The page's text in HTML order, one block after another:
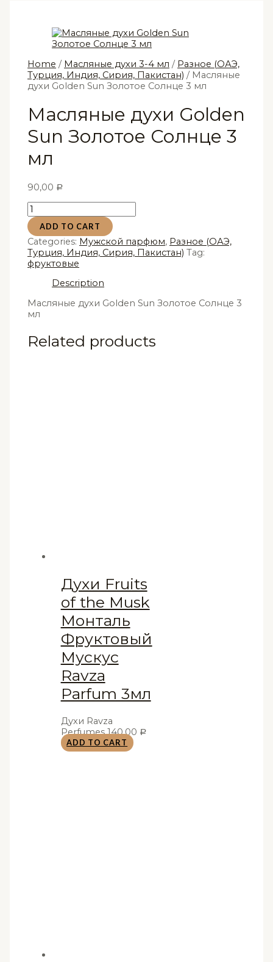
Home / Масляные духи 3-4 мл / Разное (ОАЭ,
Турция, Индия, Сирия, Пакистан) / Масляные
духи Golden Sun Золотое Солнце 3 мл
Масляные духи Golden
Sun Золотое Солнце 3
мл
90,00 Р
Масляные
духи
Golden
Sun
Золотое
Солнце
ADD TO CART
Categories: Мужской парфюм, Разное (ОАЭ,
Турция, Индия, Сирия, Пакистан) Tag:
фруктовые
Description
Масляные духи Golden Sun Золотое Солнце 3
мл
Related products
Духи Fruits
of the Musk
Монталь
Фруктовый
Мускус
Ravza
Parfum 3мл
Духи Ravza
Perfumes140,00 Р
ADD TO CART